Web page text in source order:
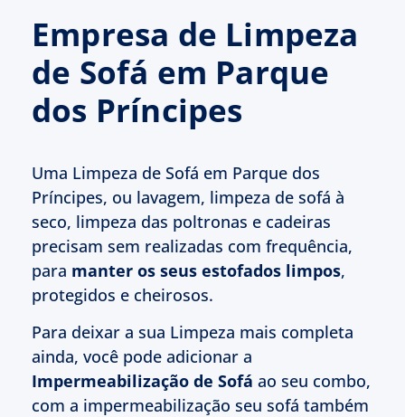
Empresa de Limpeza
de Sofá em Parque
dos Príncipes
Uma Limpeza de Sofá em Parque dos
Príncipes, ou lavagem, limpeza de sofá à
seco, limpeza das poltronas e cadeiras
precisam sem realizadas com frequência,
para manter os seus estofados limpos,
protegidos e cheirosos.
Para deixar a sua Limpeza mais completa
ainda, você pode adicionar a
Impermeabilização de Sofá ao seu combo,
com a impermeabilização seu sofá também